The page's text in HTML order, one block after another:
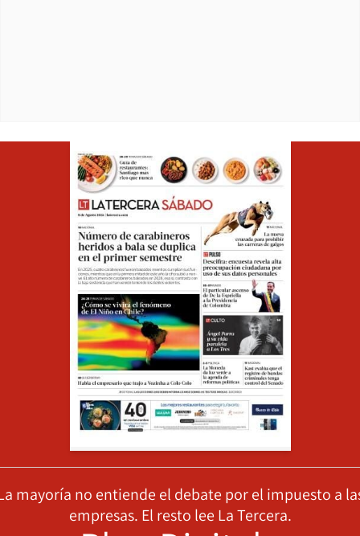
mayoría no entiende el debate por el impuesto a
empresas. El resto lee La Tercera.